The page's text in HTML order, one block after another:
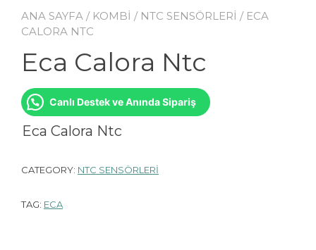
ANA SAYFA / KOMBİ / NTC SENSÖRLERİ / ECA
CALORA NTC
Eca Calora Ntc
Canlı Destek ve Anında Sipariş
Eca Calora Ntc
CATEGORY: NTC SENSÖRLERİ
TAG: ECA